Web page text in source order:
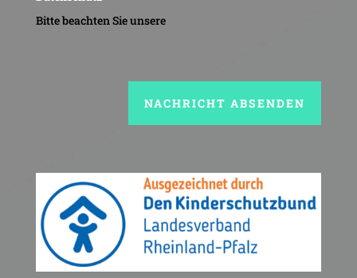
Bitte beachten Sie unsere
NACHRICHT ABSENDEN